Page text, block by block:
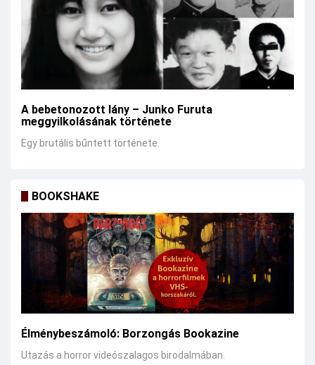
A bebetonozott lány – Junko Furuta
meggyilkolásának története
Egy brutális bűntett története.
BOOKSHAKE
Élménybeszámoló: Borzongás Bookazine
Utazás a horror videószalagos birodalmában.